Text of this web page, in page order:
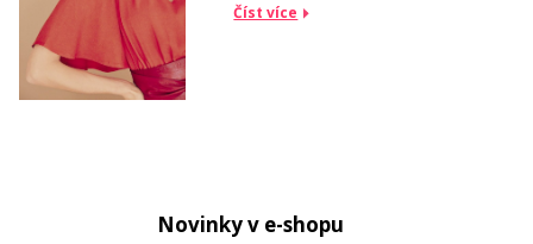
Číst více
Novinky v e-shopu